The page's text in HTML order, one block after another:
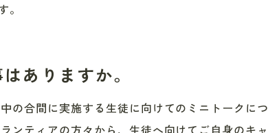
ありますか。
の合間に実施する生徒に向けてのミニトークにつ
ンティアの方々から、生徒へ向けてご自身のキャ